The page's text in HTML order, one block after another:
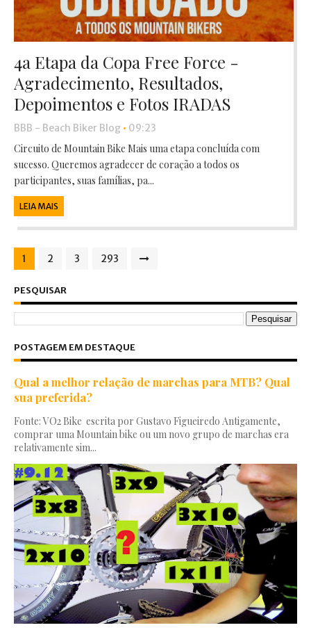
4a Etapa da Copa Free Force -
Agradecimento, Resultados,
Depoimentos e Fotos IRADAS
BBB - Beach Biker Blog • 09:23
Circuito de Mountain Bike Mais uma etapa concluída com
sucesso. Queremos agradecer de coração a todos os
participantes, suas famílias, pa...
LEIA MAIS
1 2 3 293
PESQUISAR
POSTAGEM EM DESTAQUE
Qual a melhor relação de marchas para MTB? Qual
sua preferida?
Fonte: VO2 Bike escrita por Gustavo Figueiredo Antigamente,
comprar uma Mountain bike ou um novo grupo de marchas era
relativamente sim...